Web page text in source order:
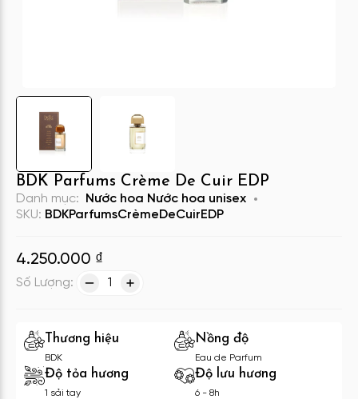
BDK Parfums Crème De Cuir EDP
Danh mục: Nước hoa Nước hoa unisex
SKU: BDKParfumsCrèmeDeCuirEDP
4.250.000 ₫
Số Lượng: 1
Thương hiệu
BDK
Nồng độ
Eau de Parfum
Độ tỏa hương
1 sải tay
Độ lưu hương
6 - 8h